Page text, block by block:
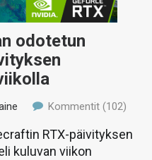
odotetun
Kommentit (102)
RTX-päivityksen
kuluvan viikon